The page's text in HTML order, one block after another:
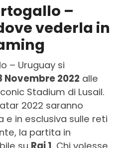
–
vederla in
– Uruguay si
Novembre 2022 alle
Stadium di Lusail.
2022 saranno
in esclusiva sulle reti
la partita in